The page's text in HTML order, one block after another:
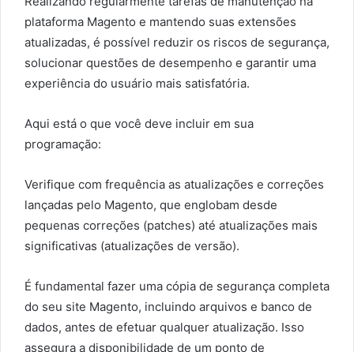
plataforma Magento e mantendo suas extensões
atualizadas, é possível reduzir os riscos de segurança,
solucionar questões de desempenho e garantir uma
experiência do usuário mais satisfatória.
Aqui está o que você deve incluir em sua
programação:
Verifique com frequência as atualizações e correções
lançadas pelo Magento, que englobam desde
pequenas correções (patches) até atualizações mais
significativas (atualizações de versão).
É fundamental fazer uma cópia de segurança completa
do seu site Magento, incluindo arquivos e banco de
dados, antes de efetuar qualquer atualização. Isso
assegura a disponibilidade de um ponto de